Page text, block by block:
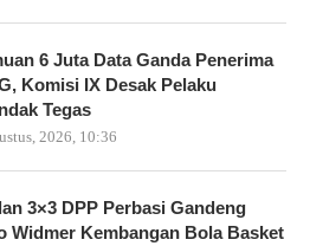
6 Juta Data Ganda Penerima
Komisi IX Desak Pelaku
Tegas
2026, 10:36
3×3 DPP Perbasi Gandeng
Widmer Kembangan Bola Basket